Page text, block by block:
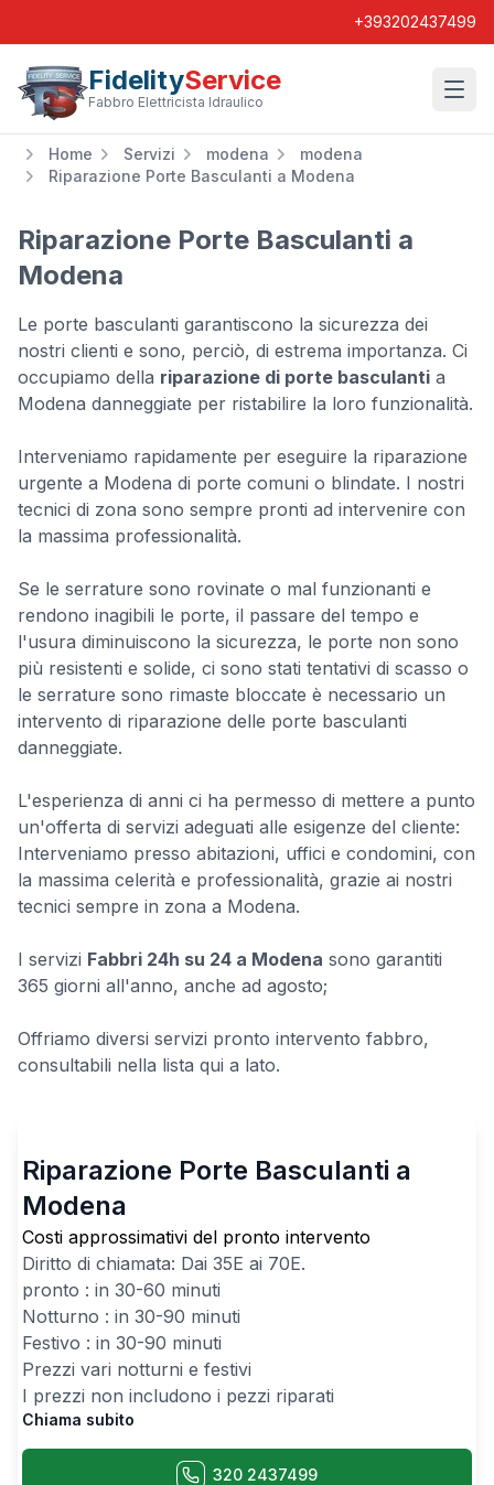
+393202437499
FidelityService
Fabbro Elettricista Idraulico
Home Servizi modena
modena
Riparazione Porte Basculanti a Modena
Riparazione Porte Basculanti a
Modena
Le porte basculanti garantiscono la sicurezza dei
nostri clienti e sono, perciò, di estrema importanza. Ci
occupiamo della riparazione di porte basculanti a
Modena danneggiate per ristabilire la loro funzionalità.
Interveniamo rapidamente per eseguire la riparazione
urgente a Modena di porte comuni o blindate. I nostri
tecnici di zona sono sempre pronti ad intervenire con
la massima professionalità.
Se le serrature sono rovinate o mal funzionanti e
rendono inagibili le porte, il passare del tempo e
l'usura diminuiscono la sicurezza, le porte non sono
più resistenti e solide, ci sono stati tentativi di scasso o
le serrature sono rimaste bloccate è necessario un
intervento di riparazione delle porte basculanti
danneggiate.
L'esperienza di anni ci ha permesso di mettere a punto
un'offerta di servizi adeguati alle esigenze del cliente:
Interveniamo presso abitazioni, uffici e condomini, con
la massima celerità e professionalità, grazie ai nostri
tecnici sempre in zona a Modena.
I servizi Fabbri 24h su 24 a Modena sono garantiti
365 giorni all'anno, anche ad agosto;
Offriamo diversi servizi pronto intervento fabbro,
consultabili nella lista qui a lato.
Riparazione Porte Basculanti a
Modena
Costi approssimativi del pronto intervento
Diritto di chiamata: Dai 35E ai 70E.
pronto : in 30-60 minuti
Notturno : in 30-90 minuti
Festivo : in 30-90 minuti
Prezzi vari notturni e festivi
I prezzi non includono i pezzi riparati
Chiama subito
320 2437499